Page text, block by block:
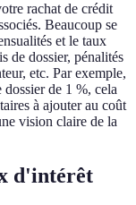
rachat de crédit
Beaucoup se
et le taux
de dossier, pénalités
etc. Par exemple,
de 1 %, cela
à ajouter au coût
vision claire de la
d'intérêt